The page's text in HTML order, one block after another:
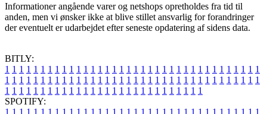
Informationer angående varer og netshops opretholdes fra tid til
anden, men vi ønsker ikke at blive stillet ansvarlig for forandringer
der eventuelt er udarbejdet efter seneste opdatering af sidens data.
BITLY:
1 1 1 1 1 1 1 1 1 1 1 1 1 1 1 1 1 1 1 1 1 1 1 1 1 1 1 1 1 1 1 1 1 1 1 1
1 1 1 1 1 1 1 1 1 1 1 1 1 1 1 1 1 1 1 1 1 1 1 1 1 1 1 1 1 1 1 1 1 1 1 1
1 1 1 1 1 1 1 1 1 1 1 1 1 1 1 1 1 1 1 1 1 1 1 1 1 1 1 1
SPOTIFY:
1 1 1 1 1 1 1 1 1 1 1 1 1 1 1 1 1 1 1 1 1 1 1 1 1 1 1 1 1 1 1 1 1 1 1 1